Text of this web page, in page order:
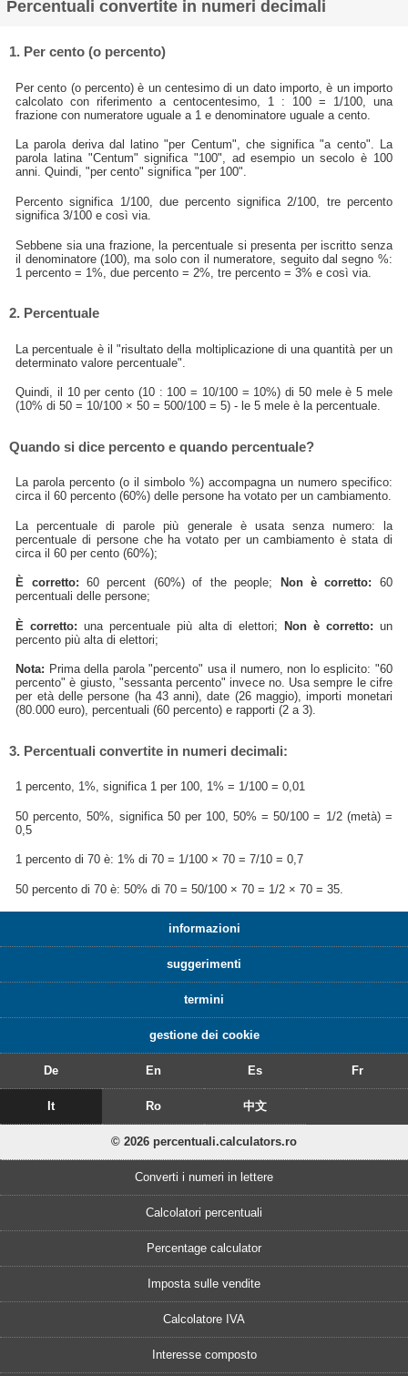
Percentuali convertite in numeri decimali
1. Per cento (o percento)
Per cento (o percento) è un centesimo di un dato importo, è un importo
calcolato con riferimento a centocentesimo, 1 : 100 = 1/100, una
frazione con numeratore uguale a 1 e denominatore uguale a cento.
La parola deriva dal latino "per Centum", che significa "a cento". La
parola latina "Centum" significa "100", ad esempio un secolo è 100
anni. Quindi, "per cento" significa "per 100".
Percento significa 1/100, due percento significa 2/100, tre percento
significa 3/100 e così via.
Sebbene sia una frazione, la percentuale si presenta per iscritto senza
il denominatore (100), ma solo con il numeratore, seguito dal segno %:
1 percento = 1%, due percento = 2%, tre percento = 3% e così via.
2. Percentuale
La percentuale è il "risultato della moltiplicazione di una quantità per un
determinato valore percentuale".
Quindi, il 10 per cento (10 : 100 = 10/100 = 10%) di 50 mele è 5 mele
(10% di 50 = 10/100 × 50 = 500/100 = 5) - le 5 mele è la percentuale.
Quando si dice percento e quando percentuale?
La parola percento (o il simbolo %) accompagna un numero specifico:
circa il 60 percento (60%) delle persone ha votato per un cambiamento.
La percentuale di parole più generale è usata senza numero: la
percentuale di persone che ha votato per un cambiamento è stata di
circa il 60 per cento (60%);
È corretto: 60 percent (60%) of the people; Non è corretto: 60
percentuali delle persone;
È corretto: una percentuale più alta di elettori; Non è corretto: un
percento più alta di elettori;
Nota: Prima della parola "percento" usa il numero, non lo esplicito: "60
percento" è giusto, "sessanta percento" invece no. Usa sempre le cifre
per età delle persone (ha 43 anni), date (26 maggio), importi monetari
(80.000 euro), percentuali (60 percento) e rapporti (2 a 3).
3. Percentuali convertite in numeri decimali:
1 percento, 1%, significa 1 per 100, 1% = 1/100 = 0,01
50 percento, 50%, significa 50 per 100, 50% = 50/100 = 1/2 (metà) =
0,5
1 percento di 70 è: 1% di 70 = 1/100 × 70 = 7/10 = 0,7
50 percento di 70 è: 50% di 70 = 50/100 × 70 = 1/2 × 70 = 35.
informazioni
suggerimenti
termini
gestione dei cookie
De En Es Fr
It Ro 中文
© 2026 percentuali.calculators.ro
Converti i numeri in lettere
Calcolatori percentuali
Percentage calculator
Imposta sulle vendite
Calcolatore IVA
Interesse composto